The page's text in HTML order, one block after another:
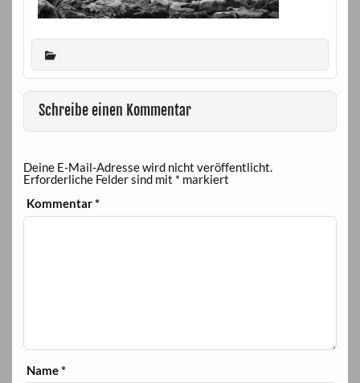
Schreibe einen Kommentar
Deine E-Mail-Adresse wird nicht veröffentlicht.
Erforderliche Felder sind mit * markiert
Kommentar*
Name*